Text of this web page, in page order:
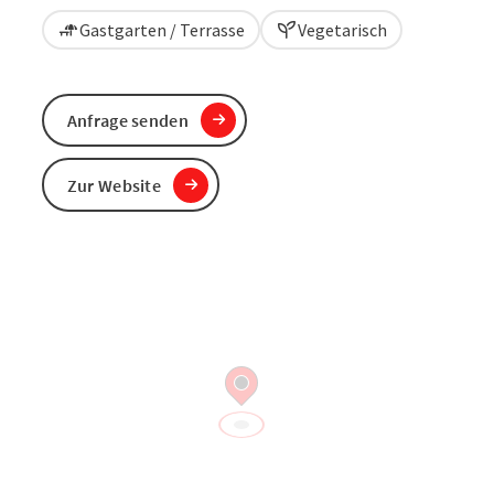
Gastgarten / Terrasse Vegetarisch
Anfrage senden
Zur Website